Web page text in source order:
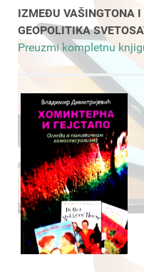
IZMEĐU VAŠINGTONA
GEOPOLITIKA
Preuzmi kompletnu